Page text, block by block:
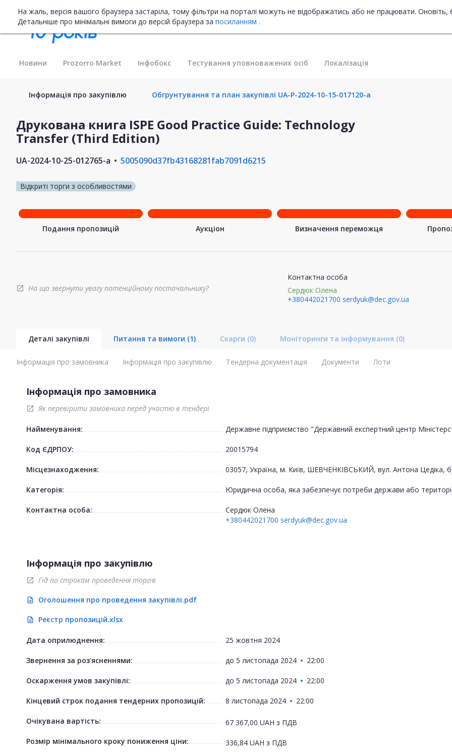
На жаль, версія вашого браузера застаріла, тому фільтри на порталі можуть не відображатись або не працювати.
Детальніше про мінімальні вимоги до версій браузера за посиланням .
Новини Prozorro Market Інфобокс Тестування уповноважених осіб Локалізація
Інформація про закупівлю Обгрунтування та план закупівлі UA-P-2024-10-15-017120-a
Друкована книга ISPE Good Practice Guide: Technology
Transfer (Third Edition)
UA-2024-10-25-012765-a 5005090d37fb43168281fab7091d6215
Відкриті торги з особливостями
Подання пропозицій Аукціон Визначення переможця
open_in_new На що звернути увагу потенційному постачальнику?
Контактна особа
Сердюк Олена
+380442021700 serdyuk@dec.gov.ua
Деталі закупівлі Питання та вимоги (1) Скарги (0) Моніторинги та інформування (0)
Інформація про замовника Інформація про закупівлю Тендерна документація Документи Лоти
Інформація про замовника
open_in_new Як перевірити замовника перед участю в тендері
Найменування: Державне підприємство "Державний експертний центр
Код ЄДРПОУ: 20015794
Місцезнаходження: 03057, Україна, м. Київ, ШЕВЧЕНКІВСЬКИЙ, вул. Антона Цедіка,
Категорія: Юридична особа, яка забезпечує потреби держави або
Контактна особа:
Сердюк Олена
+380442021700 serdyuk@dec.gov.ua
Інформація про закупівлю
open_in_new Гід по строкам проведення торгів
description Оголошення про проведення закупівлі.pdf
description Реєстр пропозицій.xlsx
Дата оприлюднення: 25 жовтня 2024
Звернення за роз'ясненнями: до 5 листопада 2024 22:00
Оскарження умов закупівлі: до 5 листопада 2024 22:00
Кінцевий строк подання тендерних пропозицій: 8 листопада 2024 22:00
Очікувана вартість: 67 367,00 UAH з ПДВ
Розмір мінімального кроку пониження ціни:
336,84 UAH з ПДВ